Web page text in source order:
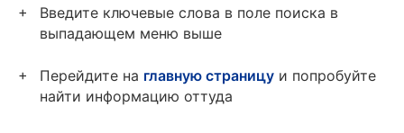
Введите ключевые слова в поле поиска в
выпадающем меню выше
Перейдите на главную страницу и попробуйте
найти информацию оттуда